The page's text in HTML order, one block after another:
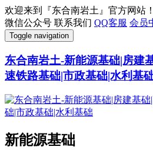
欢迎来到『东合南岩土』官方网站！
微信公众号 联系我们 QQ客服 会员
Toggle navigation
东合南岩土-新能源基础|房建
速铁路基础|市政基础|水利基
新能源基础